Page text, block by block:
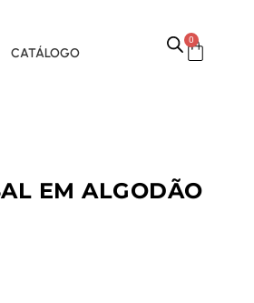
CATÁLOGO
0
EM ALGODÃO